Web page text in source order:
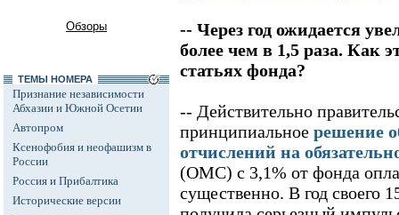
Обзоры
ТЕМЫ НОМЕРА
Признание независимости
Абхазии и Южной Осетии
Автопром
Ксенофобия и неофашизм в
России
Россия и Прибалтика
Исторические версии
-- Через год ожидается
более чем в 1,5 раза. Как
статьях фонда?
-- Действительно
принципиальное решение
отчислений на
(ОМС) с 3,1% от фонда
существенно. В год своего